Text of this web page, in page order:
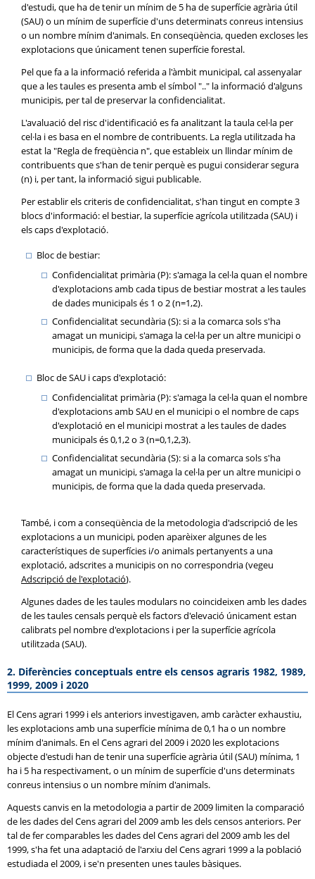
d'estudi, que ha de tenir un mínim de 5 ha de superfície agrària útil
(SAU) o un mínim de superfície d'uns determinats conreus intensius
o un nombre mínim d'animals. En conseqüència, queden excloses les
explotacions que únicament tenen superfície forestal.
Pel que fa a la informació referida a l'àmbit municipal, cal assenyalar
que a les taules es presenta amb el símbol ".." la informació d'alguns
municipis, per tal de preservar la confidencialitat.
L'avaluació del risc d'identificació es fa analitzant la taula cel·la per
cel·la i es basa en el nombre de contribuents. La regla utilitzada ha
estat la "Regla de freqüència n", que estableix un llindar mínim de
contribuents que s'han de tenir perquè es pugui considerar segura
(n) i, per tant, la informació sigui publicable.
Per establir els criteris de confidencialitat, s'han tingut en compte 3
blocs d'informació: el bestiar, la superfície agrícola utilitzada (SAU) i
els caps d'explotació.
Bloc de bestiar:
Confidencialitat primària (P): s'amaga la cel·la quan el nombre
d'explotacions amb cada tipus de bestiar mostrat a les taules
de dades municipals és 1 o 2 (n=1,2).
Confidencialitat secundària (S): si a la comarca sols s'ha
amagat un municipi, s'amaga la cel·la per un altre municipi o
municipis, de forma que la dada queda preservada.
Bloc de SAU i caps d'explotació:
Confidencialitat primària (P): s'amaga la cel·la quan el nombre
d'explotacions amb SAU en el municipi o el nombre de caps
d'explotació en el municipi mostrat a les taules de dades
municipals és 0,1,2 o 3 (n=0,1,2,3).
Confidencialitat secundària (S): si a la comarca sols s'ha
amagat un municipi, s'amaga la cel·la per un altre municipi o
municipis, de forma que la dada queda preservada.
També, i com a conseqüència de la metodologia d'adscripció de les
explotacions a un municipi, poden aparèixer algunes de les
característiques de superfícies i/o animals pertanyents a una
explotació, adscrites a municipis on no correspondria (vegeu
Adscripció de l'explotació).
Algunes dades de les taules modulars no coincideixen amb les dades
de les taules censals perquè els factors d'elevació únicament estan
calibrats pel nombre d'explotacions i per la superfície agrícola
utilitzada (SAU).
2. Diferències conceptuals entre els censos agraris 1982, 1989,
1999, 2009 i 2020
El Cens agrari 1999 i els anteriors investigaven, amb caràcter exhaustiu,
les explotacions amb una superfície mínima de 0,1 ha o un nombre
mínim d'animals. En el Cens agrari del 2009 i 2020 les explotacions
objecte d'estudi han de tenir una superfície agrària útil (SAU) mínima, 1
ha i 5 ha respectivament, o un mínim de superfície d'uns determinats
conreus intensius o un nombre mínim d'animals.
Aquests canvis en la metodologia a partir de 2009 limiten la comparació
de les dades del Cens agrari del 2009 amb les dels censos anteriors. Per
tal de fer comparables les dades del Cens agrari del 2009 amb les del
1999, s'ha fet una adaptació de l'arxiu del Cens agrari 1999 a la població
estudiada el 2009, i se'n presenten unes taules bàsiques.